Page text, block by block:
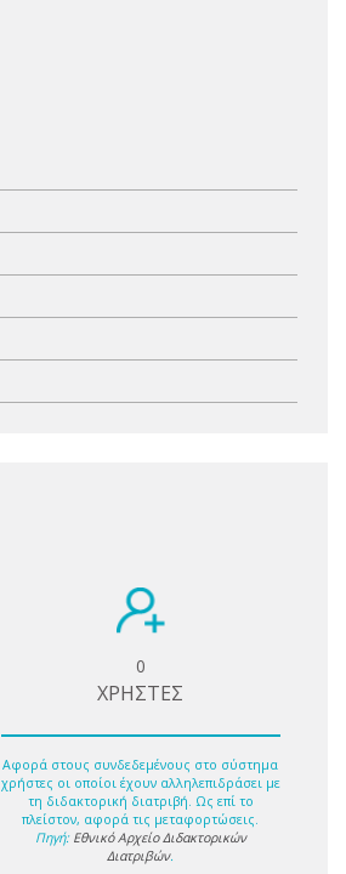
0
ΧΡΗΣΤΕΣ
Αφορά στους συνδεδεμένους στο σύστημα
χρήστες οι οποίοι έχουν αλληλεπιδράσει με
τη διδακτορική διατριβή. Ως επί το
πλείστον, αφορά τις μεταφορτώσεις.
Πηγή: Εθνικό Αρχείο Διδακτορικών
Διατριβών.